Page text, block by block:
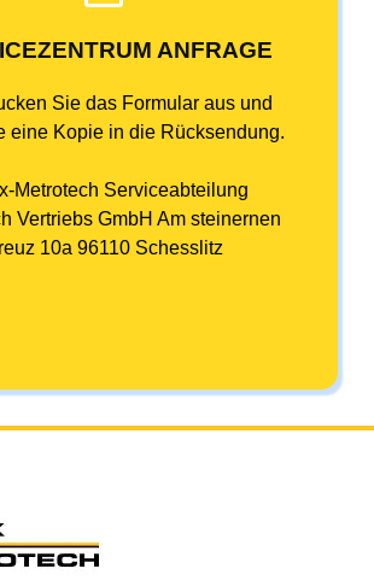
ANFRAGE
Sie das Formular aus und
eine Kopie in die Rücksendung.
Metrotech Serviceabteilung
Vertriebs GmbH Amsteinernen
10a 96110 Schesslitz